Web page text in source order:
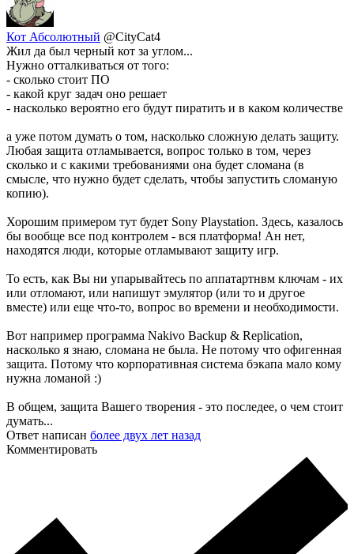
Кот Абсолютный @CityCat4
Жил да был черный кот за углом...
Нужно отталкиваться от того:
- сколько стоит ПО
- какой круг задач оно решает
- насколько вероятно его будут пиратить и в каком количестве
а уже потом думать о том, насколько сложную делать защиту.
Любая защита отламывается, вопрос только в том, через
сколько и с какими требованиями она будет сломана (в
смысле, что нужно будет сделать, чтобы запустить сломаную
копию).
Хорошим примером тут будет Sony Playstation. Здесь, казалось
бы вообще все под контролем - вся платформа! Ан нет,
находятся люди, которые отламывают защиту игр.
То есть, как Вы ни упарывайтесь по аппатартнвм ключам - их
или отломают, или напишут эмулятор (или то и другое
вместе) или еще что-то, вопрос во времени и необходимости.
Вот например программа Nakivo Backup & Replication,
насколько я знаю, сломана не была. Не потому что офигенная
защита. Потому что корпоративная система бэкапа мало кому
нужна ломаной :)
В общем, защита Вашего творения - это последее, о чем стоит
думать...
Ответ написан более двух лет назад
Комментировать